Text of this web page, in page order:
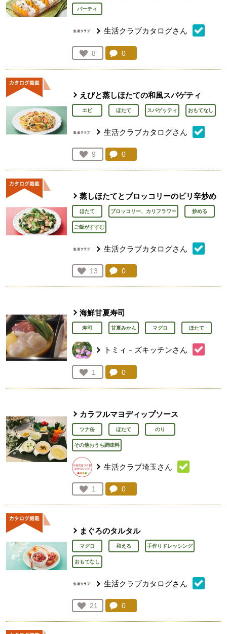
パーティ
生活クラブカタログさん
お気に入り登録：
8
人が登録
コメント：
0
えびと蒸しほたての和風スパゲティ
エビ ほたて スパゲッティ おもてなし
生活クラブカタログさん
お気に入り登録：
9
人が登録
コメント：
0
蒸しほたてとブロッコリーのピリ辛炒め
ほたて ブロッコリー、カリフラワー 炒める
ご飯がすすむ
生活クラブカタログさん
お気に入り登録：
13
人が登録
コメント：
0
海鮮甘夏寿司
寿司 甘夏みかん マグロ ほたて
トミィ－ズキッチンさん
お気に入り登録：
1
人が登録
コメント：
0
カラフルマヨディップソース
ツナ缶 ほたて のり
その他おうち調味料
生活クラブ埼玉さん
お気に入り登録：
1
人が登録
コメント：
0
まぐろのタルタル
マグロ 和える 手作りドレッシング
おもてなし
生活クラブカタログさん
お気に入り登録：
21
人が登録
コメント：
0